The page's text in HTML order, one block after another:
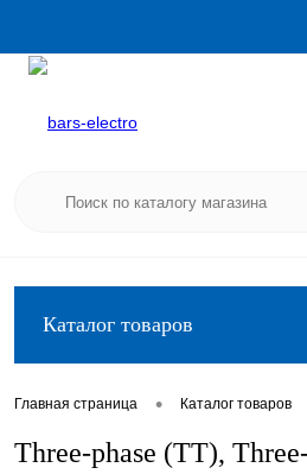
Каталог товаров
Главная страница • Каталог товаров
Three-phase (TT),